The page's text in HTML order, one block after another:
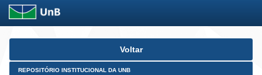
Skip
Voltar
REPOSITÓRIO INSTITUCIONAL DA UNB